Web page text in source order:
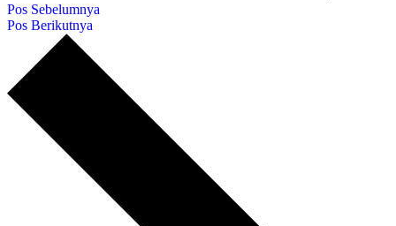
Pos Sebelumnya
Pos Berikutnya